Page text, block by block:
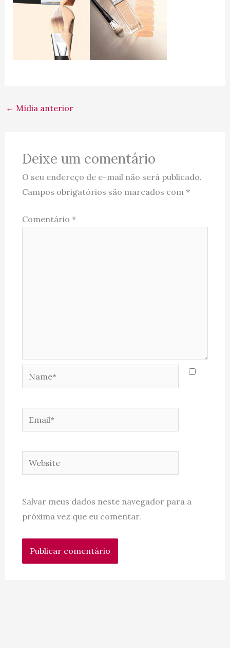
← Mídia anterior
Deixe um comentário
O seu endereço de e-mail não será publicado.
Campos obrigatórios são marcados com *
Comentário *
Name*
Email*
Website
Salvar meus dados neste navegador para a
próxima vez que eu comentar.